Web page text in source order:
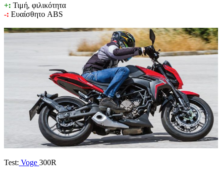
+: Τιμή, φιλικότητα
-: Ευαίσθητο ABS
Test: Voge 300R